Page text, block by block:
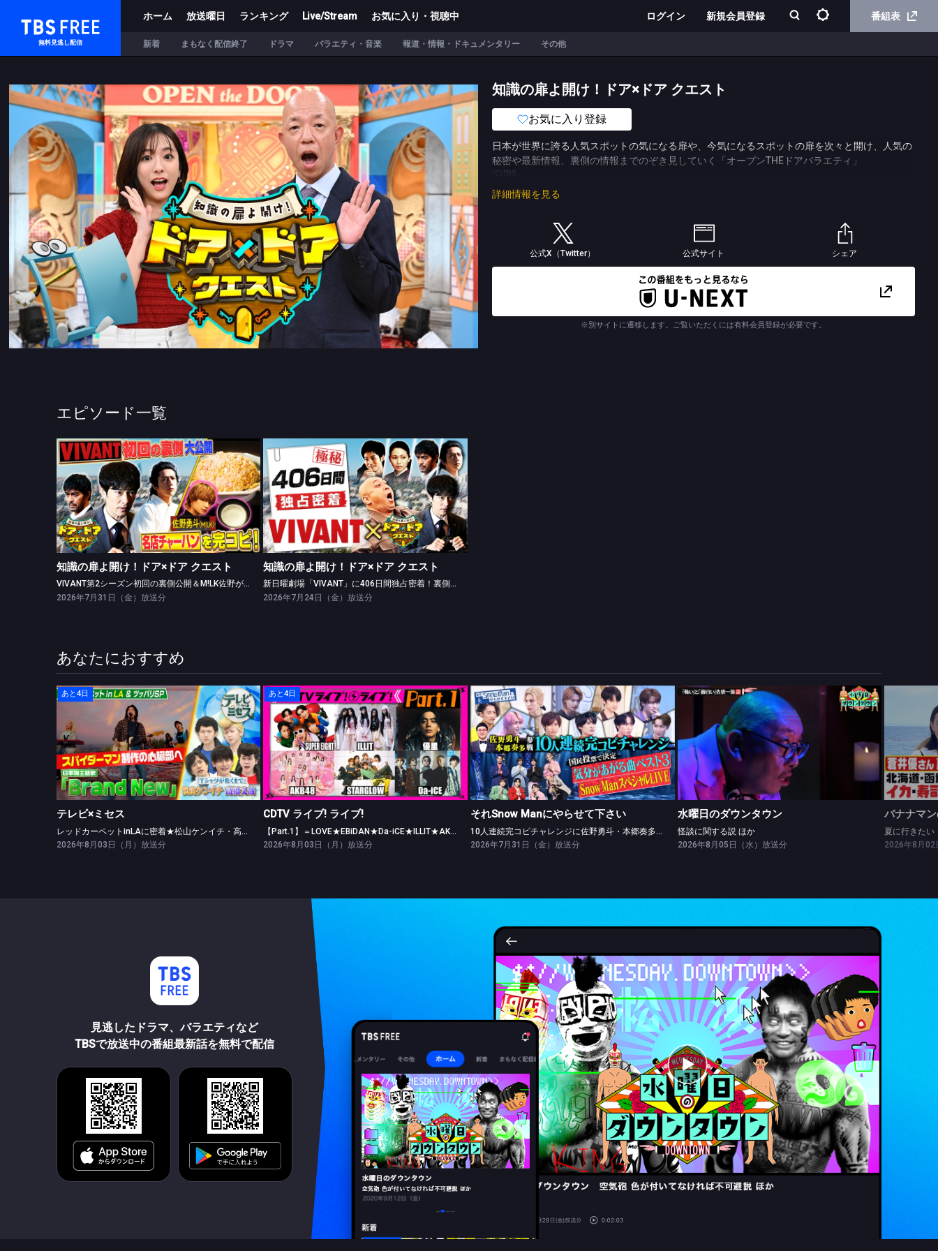
TBS FREE
無料見逃し配信
ホーム 放送曜日 ランキング Live/Stream お気に入り・視聴中 ログイン 新規会員登録 番組表
新着 まもなく配信終了 ドラマ バラエティ・音楽 報道・情報・ドキュメンタリー その他
知識の扉よ開け！ドア×ドア クエスト
お気に入り登録
日本が世界に誇る人気スポットの気になる扉や、今気になるスポットの扉を次々と開け、人気の
秘密や最新情報、裏側の情報までのぞき見していく「オープンTHEドアバラエティ」
詳細情報を見る
公式X（Twitter） 公式サイト シェア
※別サイトに遷移します。ご覧いただくには有料会員登録が必要です。
エピソード一覧
知識の扉よ開け！ドア×ドア クエスト
VIVANT第2シーズン初回の裏側公開＆M!LK佐野が名店チャーハンの再現に挑戦！
知識の扉よ開け！ドア×ドア クエスト
VIVANT第2シーズン初回の裏側公開＆M!LK佐野が名店チャーハンの再現に挑戦！
2026年7月31日（金）放送分
知識の扉よ開け！ドア×ドア クエスト
新日曜劇場「VIVANT」に406日間独占密着！裏側公開SP
知識の扉よ開け！ドア×ドア クエスト
新日曜劇場「VIVANT」に406日間独占密着！裏側公開SP
2026年7月24日（金）放送分
あなたにおすすめ
あと4日
テレビ×ミセス
レッドカーペットinLAに密着★松山ケンイチ・高橋文哉ツッパリ勝負！
テレビ×ミセス
レッドカーペットinLAに密着★松山ケンイチ・高橋文哉ツッパリ勝負！
2026年8月03日（月）放送分
あと4日
CDTV ライブ! ライブ!
【Part.1】＝LOVE★EBiDAN★Da-iCE★ILLIT★AKB48
CDTV ライブ! ライブ!
【Part.1】＝LOVE★EBiDAN★Da-iCE★ILLIT★AKB48
2026年8月03日（月）放送分
それSnow Manにやらせて下さい
10人連続完コピチャレンジに佐野勇斗・本郷奏多参戦＆Snow Man SPライブ
それSnow Manにやらせて下さい
10人連続完コピチャレンジに佐野勇斗・本郷奏多参戦＆Snow Man SPライブ
2026年7月31日（金）放送分
水曜日のダウンタウン
怪談に関する説 ほか
水曜日のダウンタウン
怪談に関する説 ほか
2026年8月05日（水）放送分
夏に行きた
バナナマ
2026年8月02
見逃したドラマ、バラエティなど
TBSで放送中の番組最新話を無料で配信